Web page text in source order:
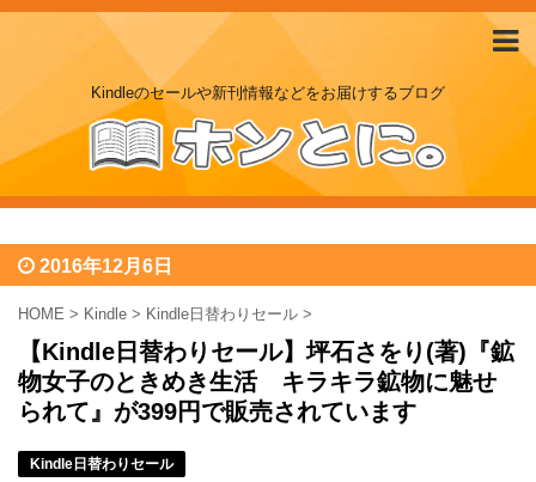
Kindleのセールや新刊情報などをお届けするブログ
2016年12月6日
HOME > Kindle > Kindle日替わりセール >
【Kindle日替わりセール】坪石さをり(著)『鉱
物女子のときめき生活 キラキラ鉱物に魅せ
られて』が399円で販売されています
Kindle日替わりセール